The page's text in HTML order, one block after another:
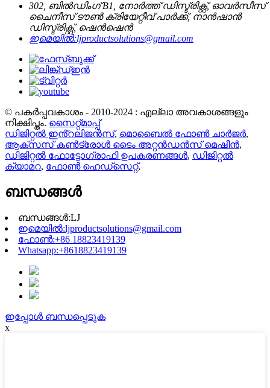
302, ബിൽഡിംഗ് B1, നോർത്ത് ഡിസ്ട്രിക്റ്റ്, ഓവർസീസ്
ചൈനീസ് ടൗൺ ക്രിയേറ്റീവ് പാർക്ക്, നാൻഷാൻ
ഡിസ്ട്രിക്റ്റ്, ഷെൻഷെൻ
ഇമെയിൽ:ljproductsolutions@gmail.com
© പകർപ്പവകാശം - 2010-2024 : എല്ലാ അവകാശങ്ങളും
നിക്ഷിപ്തം. സൈറ്റ്മാപ്പ്
ഡിജിറ്റൽ ഇൻ്റലിജൻസ്, മൊബൈൽ ഫോൺ ചാർജർ,
ആക്സസ് കൺട്രോൾ ടൈം അറ്റൻഡൻസ് മെഷീൻ,
ഡിജിറ്റൽ ഫോട്ടോഗ്രാഫി ഉപകരണങ്ങൾ, ഡിജിറ്റൽ
ക്യാമറ, ഫോൺ ഹെഡ്സെറ്റ്,
ബന്ധങ്ങൾ
ബന്ധങ്ങൾ:LJ
ഇമെയിൽ:ljproductsolutions@gmail.com
ഫോൺ:+86 18823419139
Whatsapp:+8618823419139
ഇപ്പോൾ ബന്ധപ്പെടുക
x